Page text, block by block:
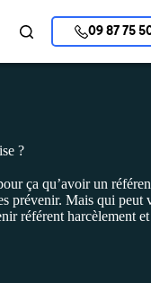
09 87 75
?
ça qu’avoir un
prévenir. Mais qui
référent harcèlement